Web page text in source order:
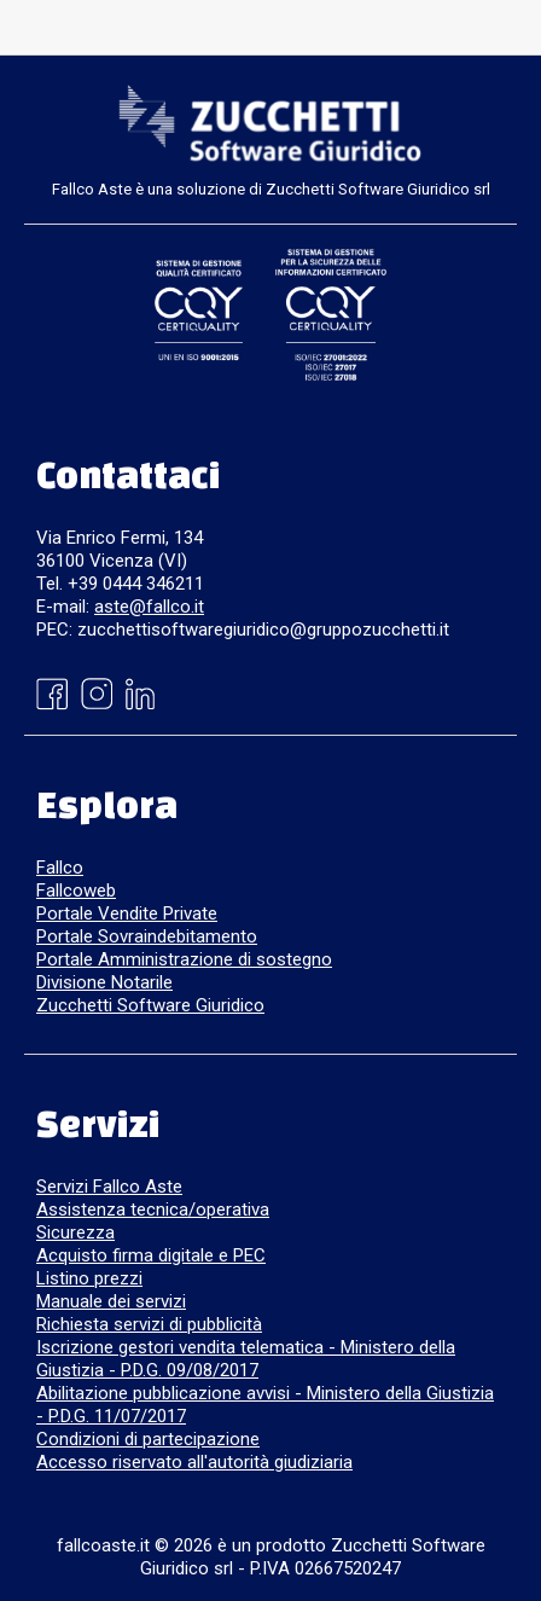
Fallco Aste è una soluzione di Zucchetti Software Giuridico srl
Contattaci
Via Enrico Fermi, 134
36100 Vicenza (VI)
Tel. +39 0444 346211
E-mail: aste@fallco.it
PEC: zucchettisoftwaregiuridico@gruppozucchetti.it
Esplora
Fallco
Fallcoweb
Portale Vendite Private
Portale Sovraindebitamento
Portale Amministrazione di sostegno
Divisione Notarile
Zucchetti Software Giuridico
Servizi
Servizi Fallco Aste
Assistenza tecnica/operativa
Sicurezza
Acquisto firma digitale e PEC
Listino prezzi
Manuale dei servizi
Richiesta servizi di pubblicità
Iscrizione gestori vendita telematica - Ministero della
Giustizia - P.D.G. 09/08/2017
Abilitazione pubblicazione avvisi - Ministero della Giustizia
- P.D.G. 11/07/2017
Condizioni di partecipazione
Accesso riservato all'autorità giudiziaria
fallcoaste.it © 2026 è un prodotto Zucchetti Software
Giuridico srl - P.IVA 02667520247